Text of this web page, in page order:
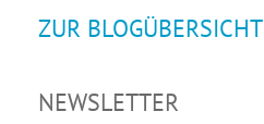
ZUR BLOGÜBERSICHT
NEWSLETTER